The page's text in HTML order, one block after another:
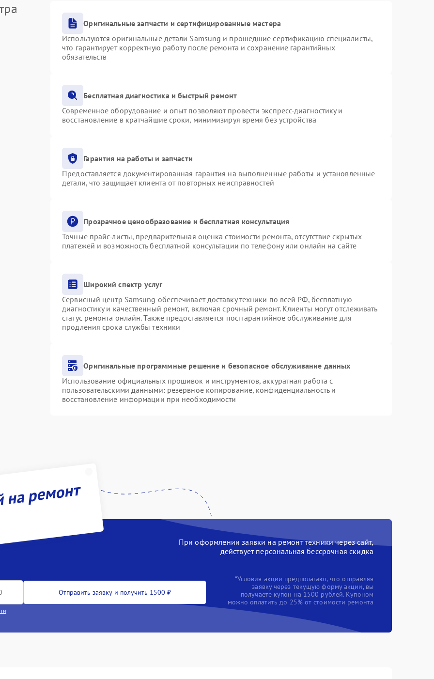
Оригинальные запчасти и сертифицированные мастера
Используются оригинальные детали Samsung и прошедшие сертификацию специалисты,
что гарантирует корректную работу после ремонта и сохранение гарантийных
обязательств
Бесплатная диагностика и быстрый ремонт
Современное оборудование и опыт позволяют провести экспресс-диагностику и
восстановление в кратчайшие сроки, минимизируя время без устройства
Гарантия на работы и запчасти
Предоставляется документированная гарантия на выполненные работы и установленные
детали, что защищает клиента от повторных неисправностей
Прозрачное ценообразование и бесплатная консультация
Точные прайс-листы, предварительная оценка стоимости ремонта, отсутствие скрытых
платежей и возможность бесплатной консультации по телефону или онлайн на сайте
Широкий спектр услуг
Сервисный центр Samsung обеспечивает доставку техники по всей РФ, бесплатную
диагностику и качественный ремонт, включая срочный ремонт. Клиенты могут отслеживать
статус ремонта онлайн. Также предоставляется постгарантийное обслуживание для
продления срока службы техники
Оригинальные программные решение и безопасное обслуживание данных
Использование официальных прошивок и инструментов, аккуратная работа с
пользовательскими данными: резервное копирование, конфиденциальность и
восстановление информации при необходимости
ремонт
При оформлении заявки на ремонт техники через сайт,
действует персональная бессрочная скидка
Отправить заявку и получить 1500 ₽
*Условия акции предполагают, что отправляя
заявку через текущую форму акции, вы
получаете купон на 1500 рублей. Купоном
можно оплатить до 25% от стоимости ремонта